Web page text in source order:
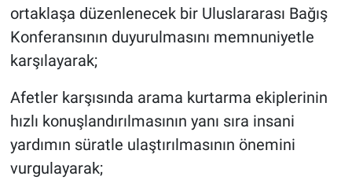
ortaklaşa düzenlenecek bir Uluslararası Bağış
Konferansının duyurulmasını memnuniyetle
karşılayarak;
Afetler karşısında arama kurtarma ekiplerinin
hızlı konuşlandırılmasının yanı sıra insani
yardımın süratle ulaştırılmasının önemini
vurgulayarak;